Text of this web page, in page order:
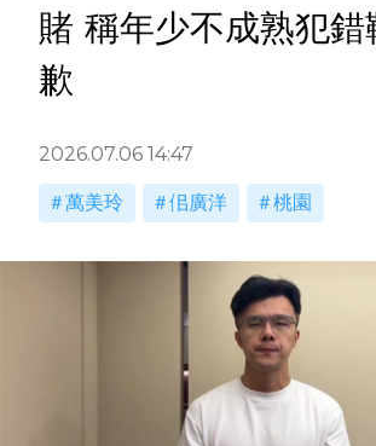
賭 稱年少不成熟犯錯
歉
2026.07.06 14:47
萬美玲 佀廣洋 桃園